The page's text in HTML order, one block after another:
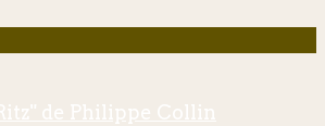
de Philippe Collin